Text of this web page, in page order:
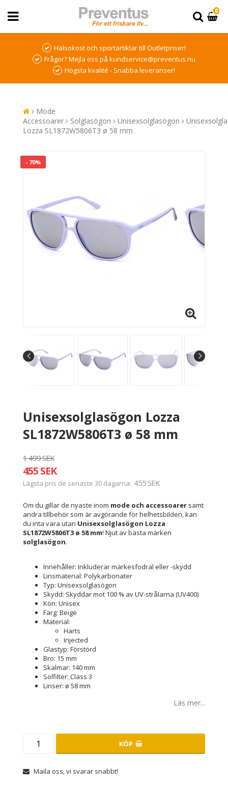
0
Hälsokost och sportartiklar till Outletpriser!
Frågor? Mejla oss på kundservice@preventus.nu
Högsta kvalité - Snabba leveranser!
Mode
Accessoarer
Solglasögon Unisexsolglasögon
Lozza SL1872W5806T3 ø 58 mm
- 70%
Unisexsolglasögon Lozza
SL1872W5806T3 ø 58 mm
1 499 SEK
455 SEK
Lägsta pris de senaste 30 dagarna 455 SEK
Om du gillar de nyaste inom mode och accessoarer samt
andra tillbehör som är avgörande för helhetsbilden, kan
du inta vara utan Unisexsolglasögon Lozza
SL1872W5806T3 ø 58 mm! Njut av bästa märken
solglasögon.
Innehåller: Inkluderar märkesfodral eller -skydd
Linsmaterial: Polykarbonater
Typ: Unisexsolglasögon
Skydd: Skyddar mot 100 % av UV-strålarna (UV400)
Kön: Unisex
Färg: Beige
Material:
Harts
Injected
Glastyp: Förstörd
Bro: 15 mm
Skalmar: 140 mm
Solfilter: Class 3
Linser: ø 58 mm
Läs mer...
KÖP
Maila oss, vi svarar snabbt!